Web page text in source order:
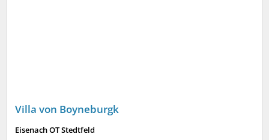
Villa von Boyneburgk
Eisenach OT Stedtfeld